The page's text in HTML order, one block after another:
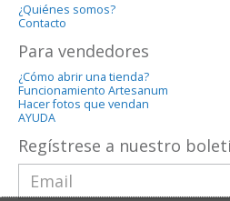
¿Quiénes somos?
Contacto
Para vendedores
¿Cómo abrir una tienda?
Funcionamiento Artesanum
Hacer fotos que vendan
AYUDA
Regístrese a nuestro